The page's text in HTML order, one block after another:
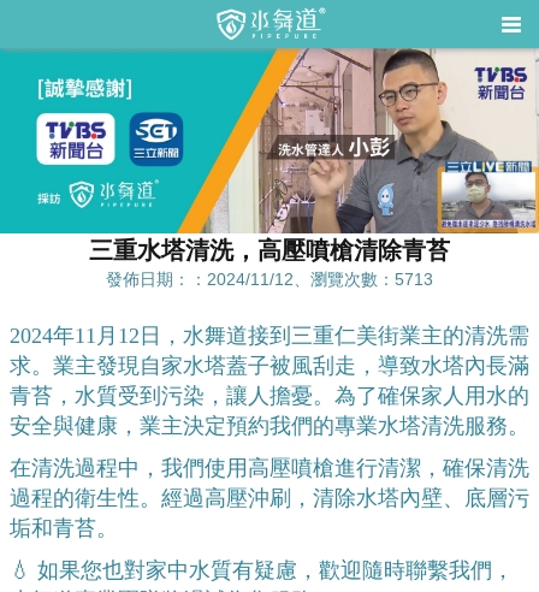
三重水塔清洗，高壓噴槍清除青苔
發佈日期：：2024/11/12、瀏覽次數：5713
2024年11月12日，水舞道接到三重仁美街業主的清洗需
求。業主發現自家水塔蓋子被風刮走，導致水塔內長滿
青苔，水質受到污染，讓人擔憂。為了確保家人用水的
安全與健康，業主決定預約我們的專業水塔清洗服務。
在清洗過程中，我們使用高壓噴槍進行清潔，確保清洗
過程的衛生性。經過高壓沖刷，清除水塔內壁、底層污
垢和青苔。
💧 如果您也對家中水質有疑慮，歡迎隨時聯繫我們，